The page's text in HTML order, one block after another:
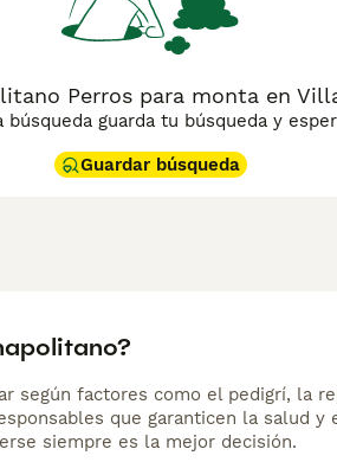
Perros para monta en
búsqueda guarda tu búsqueda y
Guardar búsqueda
según factores como el pedigrí, la
que garanticen la salud
siempre es la mejor decisión.